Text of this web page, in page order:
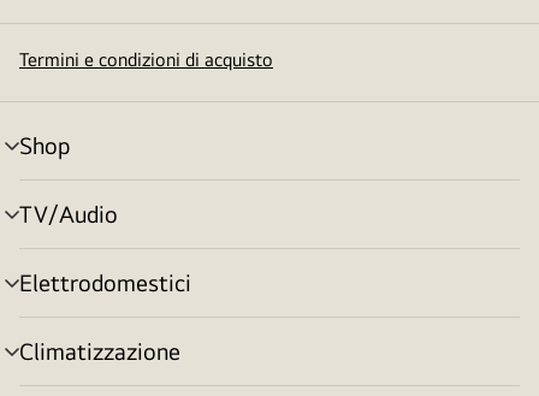
Termini e condizioni di acquisto
Shop
Attivazione
menu
TV/Audio
Attivazione
menu
Elettrodomestici
Attivazione
menu
Climatizzazione
Attivazione
menu